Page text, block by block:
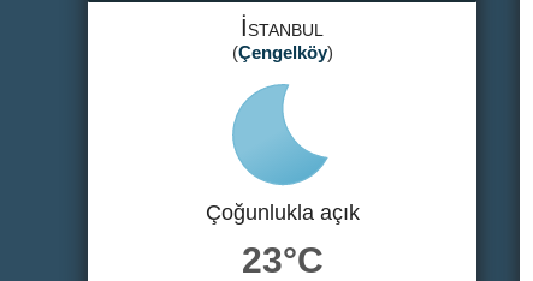
İstanbul
(Çengelköy)
Çoğunlukla açık
23°C